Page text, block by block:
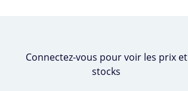
Connectez-vous pour voir les prix et
stocks